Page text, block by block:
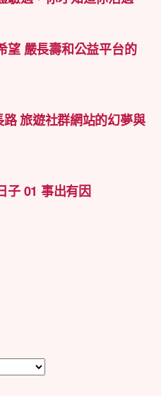
望 嚴長壽和公益平台的
旅遊社群網站的幻夢與
子 01 事出有因